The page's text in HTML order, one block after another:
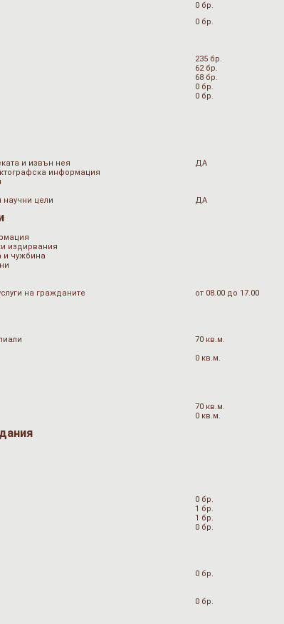
0 бр.
0 бр.
235 бр.
62 бр.
68 бр.
0 бр.
0 бр.
и извън нея
ДА
информация
научни цели
ДА
издирвания
и чужбина
на гражданите
от 08.00 до 17.00
70 кв.м.
0 кв.м.
70 кв.м.
0 кв.м.
0 бр.
1 бр.
1 бр.
0 бр.
0 бр.
0 бр.